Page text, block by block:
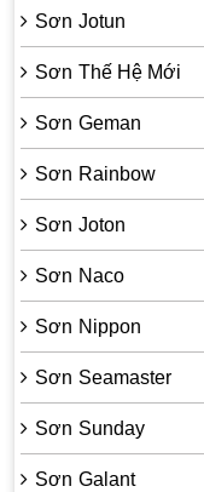
Sơn Jotun
Sơn Thế Hệ Mới
Sơn Geman
Sơn Rainbow
Sơn Joton
Sơn Naco
Sơn Nippon
Sơn Seamaster
Sơn Sunday
Sơn Galant